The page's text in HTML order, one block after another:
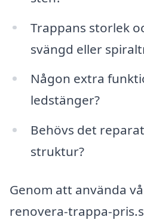
Trappans storlek
svängd eller
Någon extra
ledstänger?
Behövs det
struktur?
Genom att använda
renovera-trappa-